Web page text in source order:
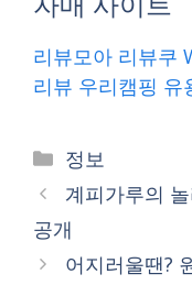
리뷰모아 리뷰쿠
리뷰 우리캠핑 유
Categories
정보
계피가루의
공개
어지러울땐?